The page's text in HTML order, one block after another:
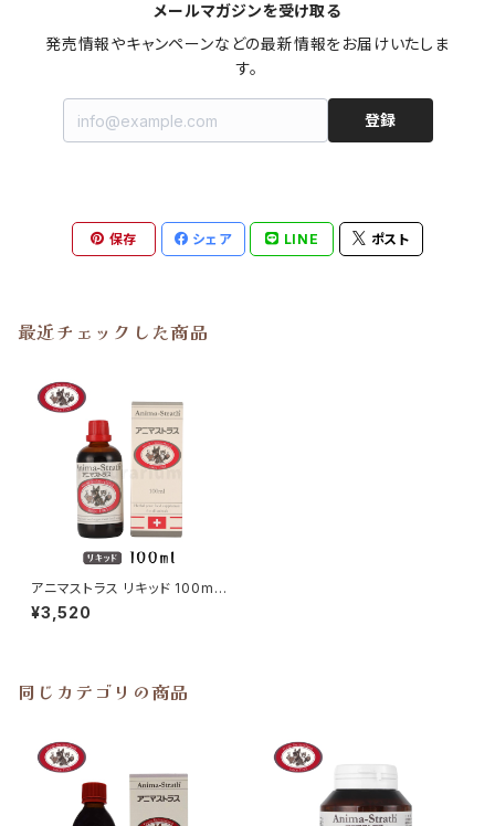
メールマガジンを受け取る
発売情報やキャンペーンなどの最新情報をお届けいたしま
す。
登録
保存 シェア LINE ポスト
最近チェックした商品
アニマストラス リキッド 100ml
お試し
¥3,520
同じカテゴリの商品